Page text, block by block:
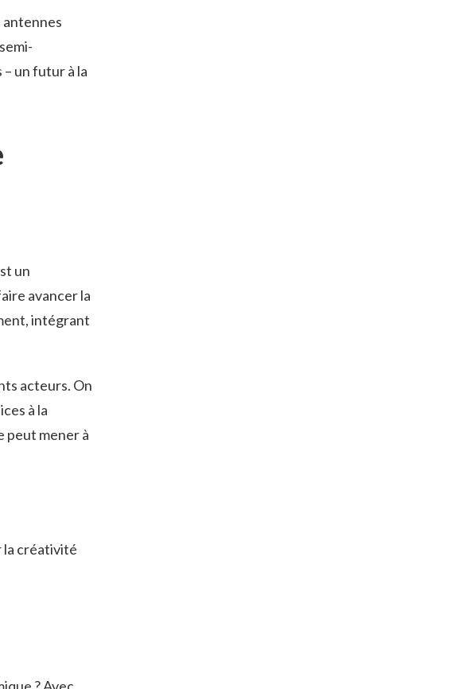
antennes
un futur à la
un
avancer la
intégrant
acteurs. On
à la
peut mener à
la créativité